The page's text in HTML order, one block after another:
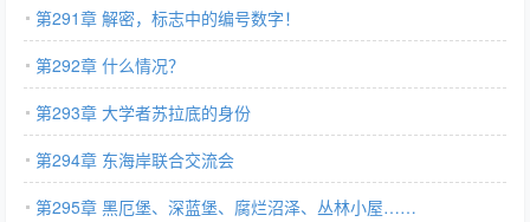
第291章 解密，标志中的编号数字！
第292章 什么情况？
第293章 大学者苏拉底的身份
第294章 东海岸联合交流会
第295章 黑厄堡、深蓝堡、腐烂沼泽、丛林小屋……